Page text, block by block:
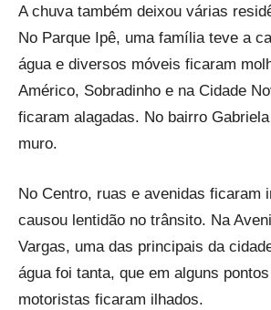
A chuva também deixou várias
No Parque Ipê, uma família teve a
água e diversos móveis ficaram
Américo, Sobradinho e na Cidade
ficaram alagadas. No bairro
muro.
No Centro, ruas e avenidas ficaram
causou lentidão no trânsito. Na
Vargas, uma das principais da
água foi tanta, que em alguns
motoristas ficaram ilhados.